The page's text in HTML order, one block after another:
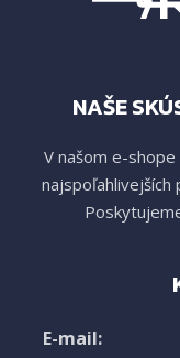
NAŠE
V našom e-
najspoľahlivejších
E-mail: